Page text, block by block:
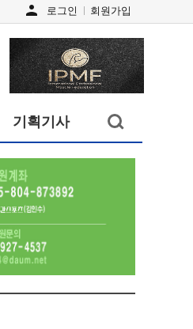
person 로그인 회원가입
기획기사 검색창
열기/
닫기